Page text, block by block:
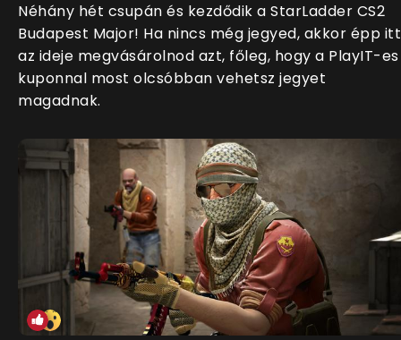
Néhány hét csupán és kezdődik a StarLadder CS2
Budapest Major! Ha nincs még jegyed, akkor épp itt
az ideje megvásárolnod azt, főleg, hogy a PlayIT-es
kuponnal most olcsóbban vehetsz jegyet
magadnak.